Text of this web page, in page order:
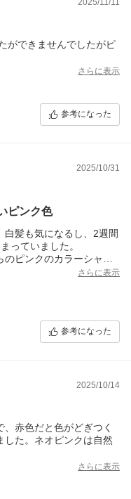
ができませんでしたがピ
さらに表示
参考になった
2025/10/31
ピンク色
白髪も気になるし、2週間
っていました。
ピンクのカラーシャン
が入ってきて、黄ばみも
さらに表示
参考になった
2025/10/14
赤色だと色がどぎつく
した。ネオピンクは自然
その部分には特に色が入
ところ短時間で試して
さらに表示